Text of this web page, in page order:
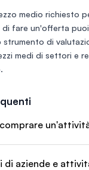
medio richiesto
di fare un'offerta
strumento di
medi di settori e
.
di aziende e